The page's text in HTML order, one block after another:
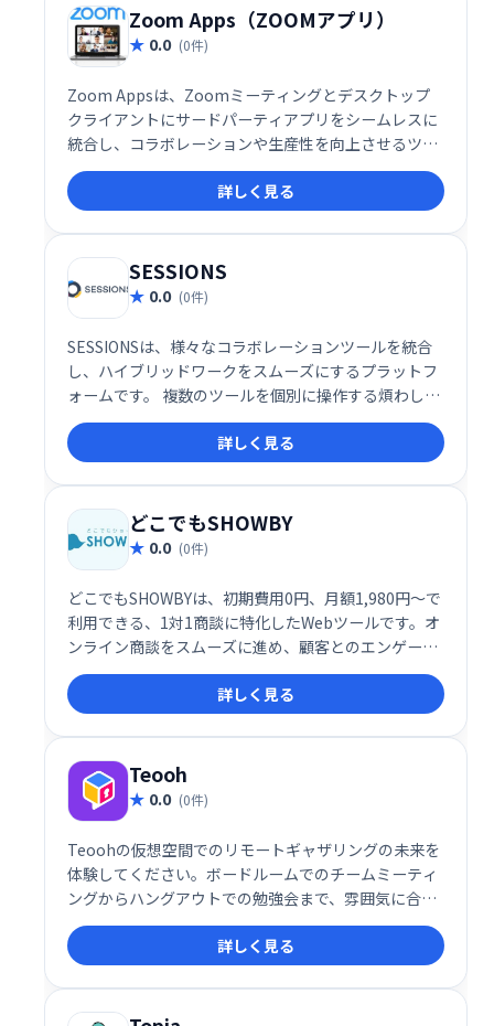
Zoom Apps（ZOOMアプリ）
0.0 (0件)
Zoom Appsは、Zoomミーティングとデスクトップ
クライアントにサードパーティアプリをシームレスに
統合し、コラボレーションや生産性を向上させるツー
ルです。現在約50種類のアプリが利用可能で、エンタ
ーテインメントも強化します。会議中にアプリを直接
起動し、より効率的で充実したミーティングを実現で
きます。
詳しく見る
SESSIONS
0.0 (0件)
SESSIONSは、様々なコラボレーションツールを統合
し、ハイブリッドワークをスムーズにするプラットフ
ォームです。 複数のツールを個別に操作する煩わしさ
を解消し、1つの場所で全てのコミュニケーションを
管理できます。 効率的な情報共有と円滑なチームワー
クを実現し、生産性の向上に貢献します。
詳しく見る
どこでもSHOWBY
0.0 (0件)
どこでもSHOWBYは、初期費用0円、月額1,980円～で
利用できる、1対1商談に特化したWebツールです。オ
ンライン商談をスムーズに進め、顧客とのエンゲージ
メントを高めます。手軽に導入でき、効率的な営業活
動を実現します。
詳しく見る
Teooh
0.0 (0件)
Teoohの仮想空間でのリモートギャザリングの未来を
体験してください。ボードルームでのチームミーティ
ングからハングアウトでの勉強会まで、雰囲気に合っ
た最適な部屋を選択してください。あなたが本当にお
互いの部屋にいるようにチャットしてください。
詳しく見る